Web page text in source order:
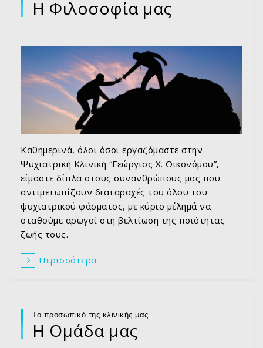
Η Φιλοσοφία μας
Καθημερινά, όλοι όσοι εργαζόμαστε στην
Ψυχιατρική Κλινική “Γεώργιος Χ. Οικονόμου”,
είμαστε δίπλα στους συνανθρώπους μας που
αντιμετωπίζουν διαταραχές του όλου του
ψυχιατρικού φάσματος, με κύριο μέλημά να
σταθούμε αρωγοί στη βελτίωση της ποιότητας
ζωής τους.
Περισσότερα
Το προσωπικό της κλινικής μας
Η Ομάδα μας